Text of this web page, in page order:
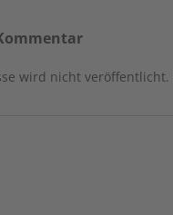
wird nicht veröffentlicht.